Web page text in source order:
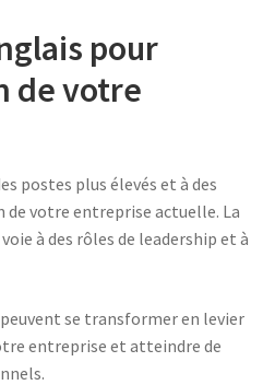
pour
de votre
postes plus élevés et à des
de votre entreprise actuelle. La
à des rôles de leadership et à
se transformer en levier
entreprise et atteindre de